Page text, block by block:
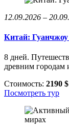
12.09.2026 –
Китай: Гуанчжоу
8 дней.
древним городам
Стоимость: 2190 $
Посмотреть тур